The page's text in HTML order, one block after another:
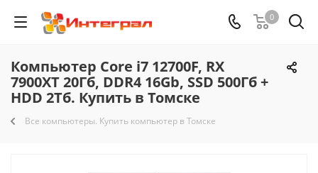
0
Компьютер Core i7 12700F, RX
7900XT 20Гб, DDR4 16Gb, SSD 500Гб +
HDD 2Тб. Купить в Томске
Все компьютеры. Купить компьютер в Томске